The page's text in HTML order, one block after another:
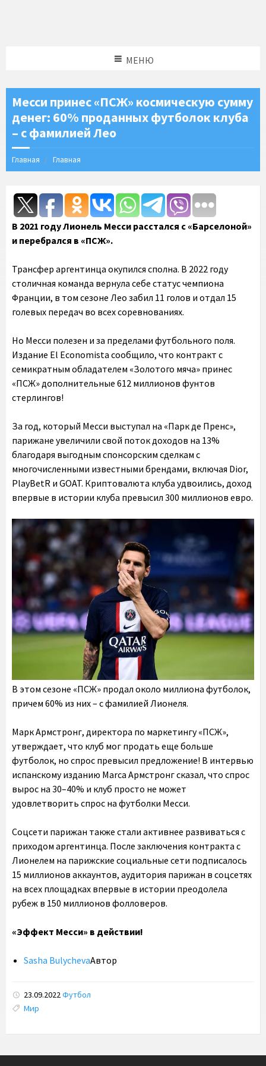
МЕНЮ
Месси принес «ПСЖ» космическую сумму
денег: 60% проданных футболок клуба
– с фамилией Лео
Главная Главная
В 2021 году Лионель Месси расстался с «Барселоной»
и перебрался в «ПСЖ».
Трансфер аргентинца окупился сполна. В 2022 году
столичная команда вернула себе статус чемпиона
Франции, в том сезоне Лео забил 11 голов и отдал 15
голевых передач во всех соревнованиях.
Но Месси полезен и за пределами футбольного поля.
Издание El Economista сообщило, что контракт с
семикратным обладателем «Золотого мяча» принес
«ПСЖ» дополнительные 612 миллионов фунтов
стерлингов!
За год, который Месси выступал на «Парк де Пренс»,
парижане увеличили свой поток доходов на 13%
благодаря выгодным спонсорским сделкам с
многочисленными известными брендами, включая Dior,
PlayBetR и GOAT. Криптовалюта клуба удвоились, доход
впервые в истории клуба превысил 300 миллионов евро.
В этом сезоне «ПСЖ» продал около миллиона футболок,
причем 60% из них – с фамилией Лионеля.
Марк Армстронг, директора по маркетингу «ПСЖ»,
утверждает, что клуб мог продать еще больше
футболок, но спрос превысил предложение! В интервью
испанскому изданию Marca Армстронг сказал, что спрос
вырос на 30–40% и клуб просто не может
удовлетворить спрос на футболки Месси.
Соцсети парижан также стали активнее развиваться с
приходом аргентинца. После заключения контракта с
Лионелем на парижские социальные сети подписалось
15 миллионов аккаунтов, аудитория парижан в соцсетях
на всех площадках впервые в истории преодолела
рубеж в 150 миллионов фолловеров.
«Эффект Месси» в действии!
Sasha BulychevaАвтор
23.09.2022Футбол
Tags:
Мир